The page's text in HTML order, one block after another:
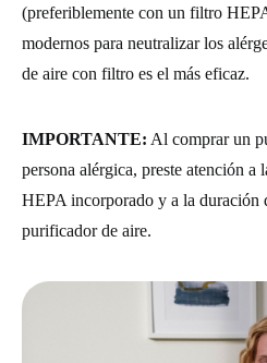
(preferiblemente con un filtro
modernos para neutralizar los
de aire con filtro es el más eficaz.
IMPORTANTE: Al comprar un
persona alérgica, preste atención a
HEPA incorporado y a la duración
purificador de aire.